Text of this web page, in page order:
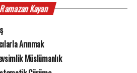
Ramazan Kayan
Arınmak
Müslümanlık